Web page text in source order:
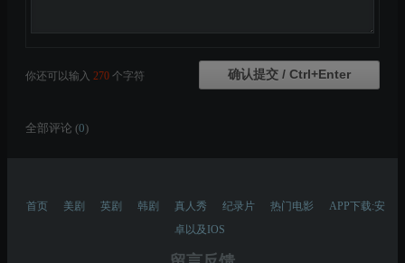
你还可以输入 270 个字符
全部评论 (0)
首页 美剧 英剧 韩剧 真人秀 纪录片 热门电影
APP下载:安
卓以及IOS